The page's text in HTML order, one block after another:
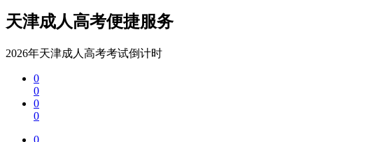
天津成人高考便捷服务
2026年天津成人高考考试倒计时
0
0
0
0